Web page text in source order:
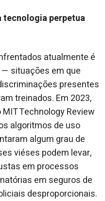
perpetua
atualmente é
situações em que
presentes
treinados. Em 2023,
Technology Review
algoritmos de uso
algum grau de
viéses podem levar,
em processos
em seguros de
desproporcionais.